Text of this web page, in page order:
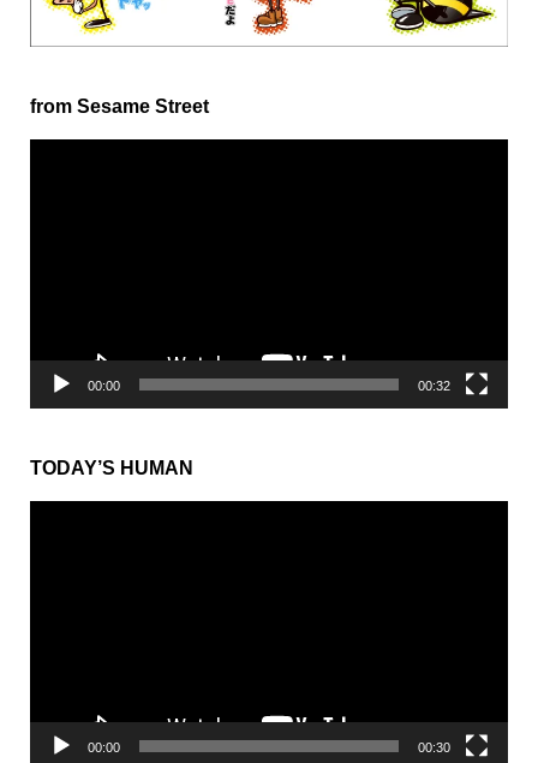
from Sesame Street
00:00 00:32
TODAY’S HUMAN
00:00 00:30